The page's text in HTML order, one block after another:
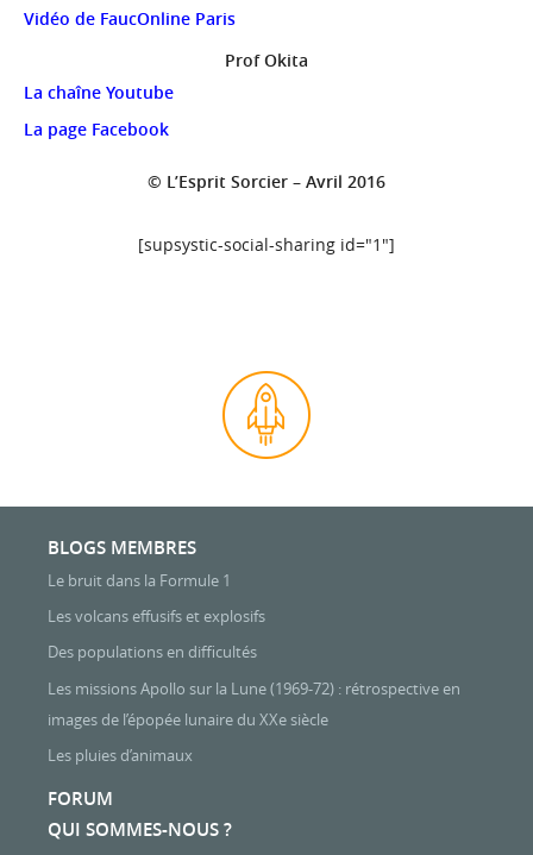
Vidéo de FaucOnline Paris
Prof Okita
La chaîne Youtube
La page Facebook
© L’Esprit Sorcier – Avril 2016
[supsystic-social-sharing id="1"]
BLOGS MEMBRES
Le bruit dans la Formule 1
Les volcans effusifs et explosifs
Des populations en difficultés
Les missions Apollo sur la Lune (1969-72) : rétrospective en
images de l’épopée lunaire du XXe siècle
Les pluies d’animaux
FORUM
QUI SOMMES-NOUS ?